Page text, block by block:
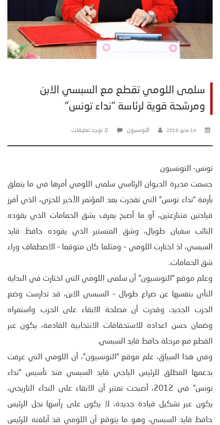
سلمى اللومي تقطع مع السبسي الابن
ومرشحة قوية لرئاسة "نداء تونس"
14 مايو، 2019 التونسيون لا توجد تعليقات
تونس- التونسيون
حسمت مديرة الديوان الرئاسي سلمى اللومي أمرها في ما يتعلق
بأزمة “نداء تونس” التي تفجرت بعد المؤتمر الأخير للحزي، الذي أفرز
قيادتين متنازعتين، أو ما أصبح يعرف بشق الحمامات الذي يقوده
النائب سفيان طوبال، وشق المنستير الذي يقوده حافظ قايد
السبسي، اذ اختارت اللومي – ومثلما كان متوقعا – الاصطفاف وراء
شق الحمامات.
وعلم موقع “التونسيون” أن سلمى اللومي التي اختارت في البداية
النأي بنفسها عن صراع طوبال – السبسي الابن، قد تدارست وضع
الحزب الجديد، وقدرت أن مصلحة الابقاء على الحزب واستمراه
وضمان حسن اعداده للاستحقاقات الانتخابية القادمة، يكون عبر
القطع مع مرحلة حافظ قايد السبسي.
وفي هذا السياق، علم موقع “التونسيون”، أن اللومي التي عرفت
بدعمها المطلق للرئيس الباجي قايد السبسي منذ تأسيس “نداء
تونس” في 2012، أصبحت تعتبر أن الابقاء على النداء التاريخي،
يكون عبر تشكيل قيادة جديدة، لا يكون على رأسها نجل الرئيس
حافظ قايد السبسي، وهو ما يتوقع أن اللومي قد أبلغته للرئيس